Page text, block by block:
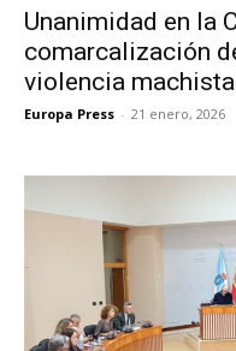
Unanimidad en la
comarcalización
violencia
Europa Press - 21 enero, 2026